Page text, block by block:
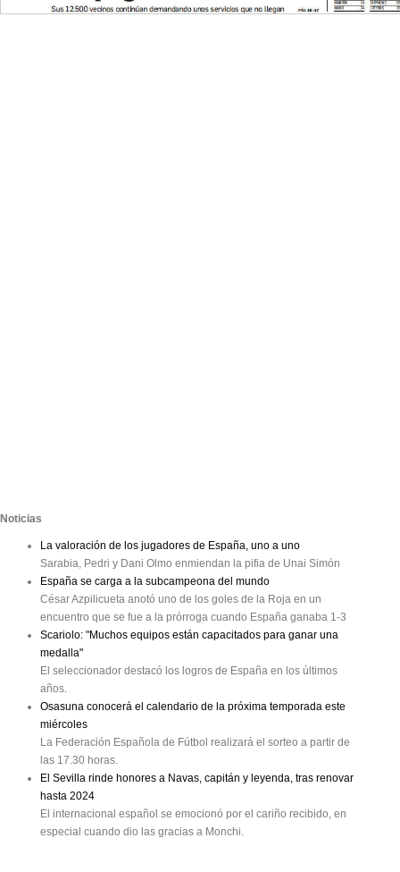
Noticias
La valoración de los jugadores de España, uno a uno
Sarabia, Pedri y Dani Olmo enmiendan la pifia de Unai Simón
España se carga a la subcampeona del mundo
César Azpilicueta anotó uno de los goles de la Roja en un
encuentro que se fue a la prórroga cuando España ganaba 1-3
Scariolo: "Muchos equipos están capacitados para ganar una
medalla"
El seleccionador destacó los logros de España en los últimos
años.
Osasuna conocerá el calendario de la próxima temporada este
miércoles
La Federación Española de Fútbol realizará el sorteo a partir de
las 17.30 horas.
El Sevilla rinde honores a Navas, capitán y leyenda, tras renovar
hasta 2024
El internacional español se emocionó por el cariño recibido, en
especial cuando dio las gracias a Monchi.